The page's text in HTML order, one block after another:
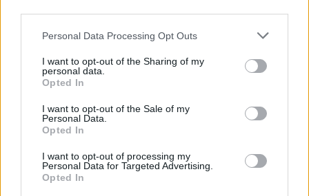
Personal Data Processing Opt Outs
I want to opt-out of the Sharing of my
personal data.
Opted In
I want to opt-out of the Sale of my
Personal Data.
Opted In
I want to opt-out of processing my
Personal Data for Targeted Advertising.
Opted In